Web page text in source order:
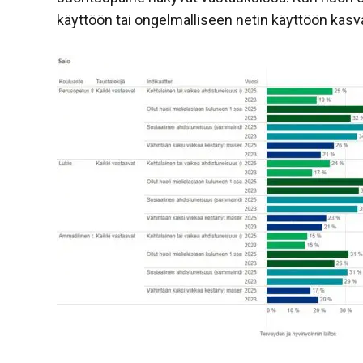
käyttöön tai ongelmalliseen netin käyttöön